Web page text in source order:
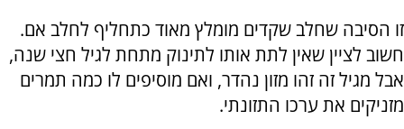
זו הסיבה שחלב שקדים מומלץ מאוד כתחליף לחלב אם.
חשוב לציין שאין לתת אותו לתינוק מתחת לגיל חצי שנה,
אבל מגיל זה זהו מזון נהדר, ואם מוסיפים לו כמה תמרים
מזניקים את ערכו התזונתי.